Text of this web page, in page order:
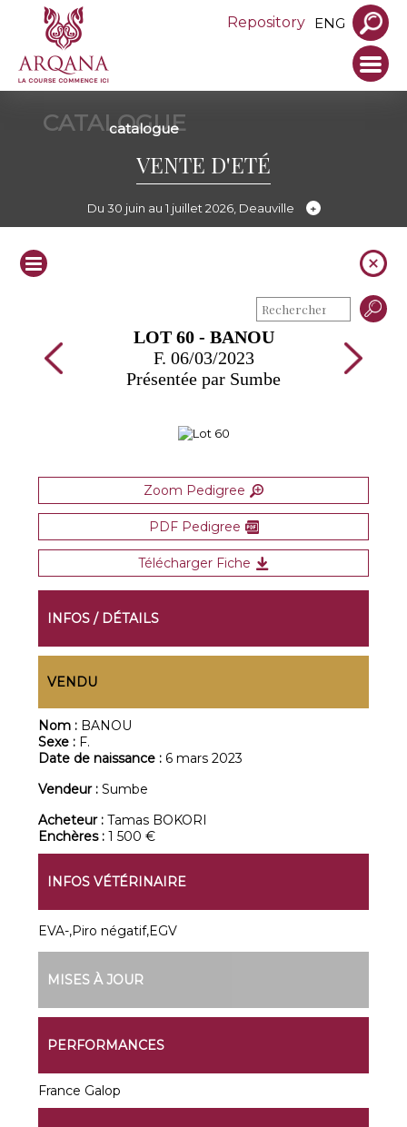
Repository ENG
CATALOGUE
catalogue
VENTE D'ETÉ
Du 30 juin au 1 juillet 2026, Deauville
LOT 60 - BANOU
F. 06/03/2023
Présentée par Sumbe
Zoom Pedigree
PDF Pedigree
Télécharger Fiche
INFOS / DÉTAILS
VENDU
Nom : BANOU
Sexe : F.
Date de naissance : 6 mars 2023
Vendeur :Sumbe
Acheteur :Tamas BOKORI
Enchères :1 500 €
INFOS VÉTÉRINAIRE
EVA-,Piro négatif,EGV
MISES À JOUR
PERFORMANCES
France Galop